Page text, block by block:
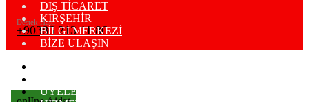
Destek Hattı
+90386 213 11 86
DIŞ TİCARET
KIRŞEHİR
BİLGİ MERKEZİ
BİZE ULAŞIN
ÜYELERİMİZ